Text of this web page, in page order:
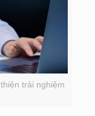
trải nghiệm